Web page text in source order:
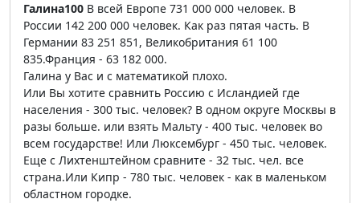
Галина100 В всей Европе 731 000 000 человек. В
России 142 200 000 человек. Как раз пятая часть. В
Германии 83 251 851, Великобритания 61 100
835.Франция - 63 182 000.
Галина у Вас и с математикой плохо.
Или Вы хотите сравнить Россию с Исландией где
населения - 300 тыс. человек? В одном округе Москвы в
разы больше. или взять Мальту - 400 тыс. человек во
всем государстве! Или Люксембург - 450 тыс. человек.
Еще с Лихтенштейном сравните - 32 тыс. чел. все
страна.Или Кипр - 780 тыс. человек - как в маленьком
областном городке.